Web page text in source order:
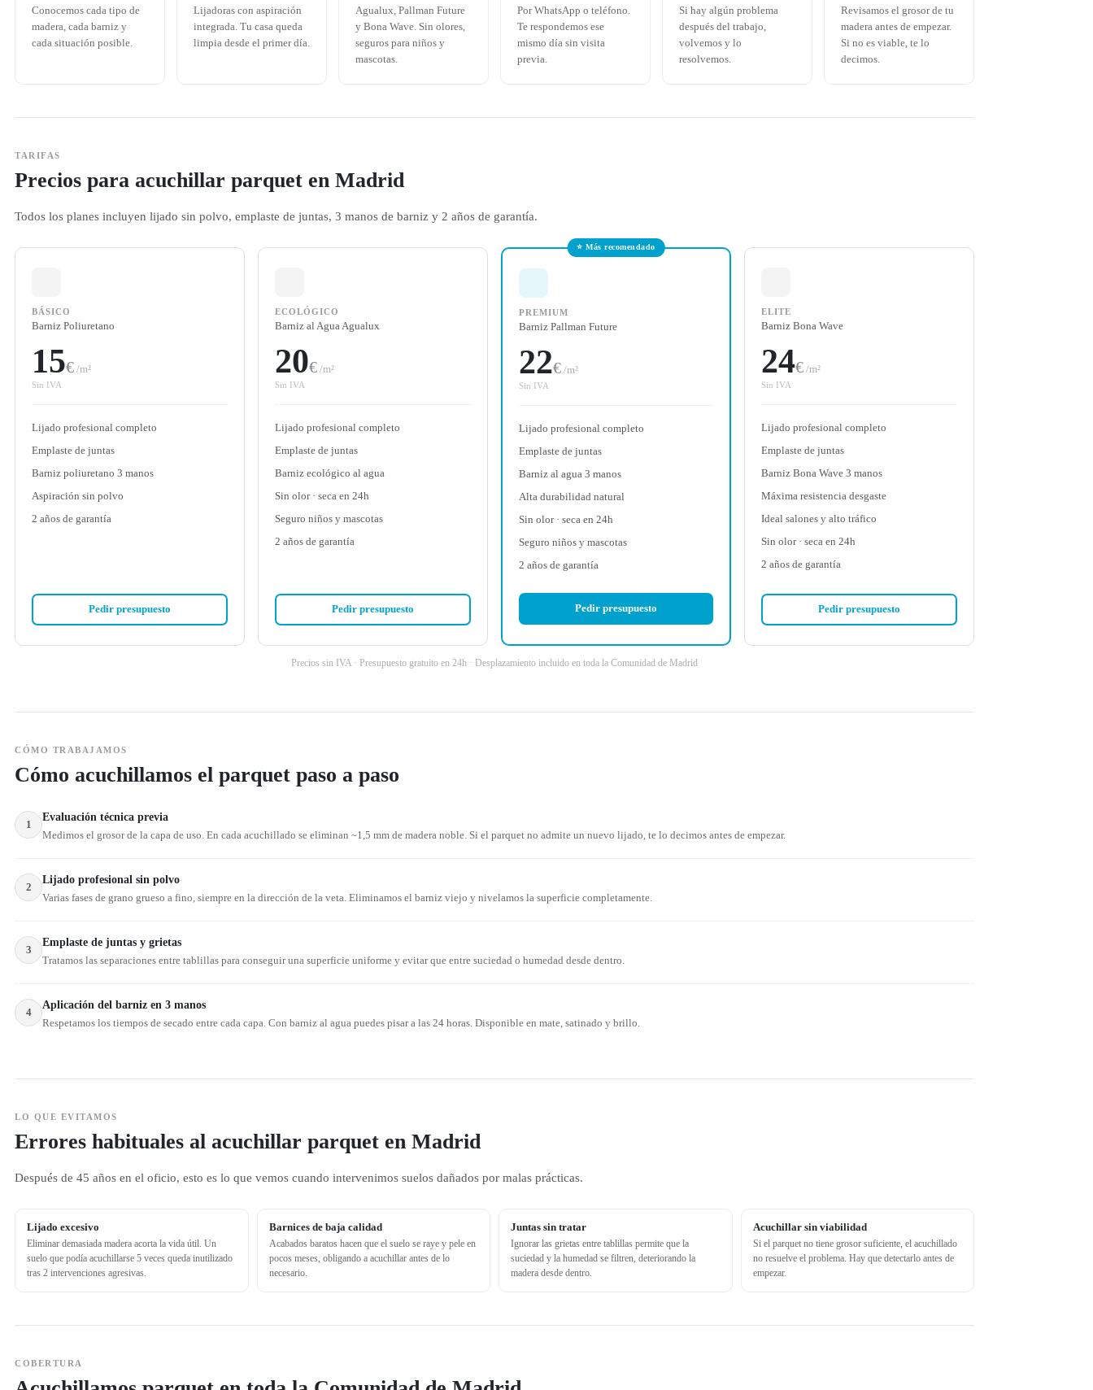
Conocemos cada tipo de
madera, cada barniz y
cada situación posible.
Lijadoras con aspiración
integrada. Tu casa queda
limpia desde el primer día.
Agualux, Pallman Future
y Bona Wave. Sin olores,
seguros para niños y
mascotas.
Por WhatsApp o teléfono.
Te respondemos ese
mismo día sin visita
previa.
Si hay algún problema
después del trabajo,
volvemos y lo
resolvemos.
Revisamos el grosor de tu
madera antes de empezar.
Si no es viable, te lo
decimos.
TARIFAS
Precios para acuchillar parquet en Madrid
Todos los planes incluyen lijado sin polvo, emplaste de juntas, 3 manos de barniz y 2 años de garantía.
BÁSICO
Barniz Poliuretano
15€ /m²
Sin IVA
Lijado profesional completo
Emplaste de juntas
Barniz poliuretano 3 manos
Aspiración sin polvo
2 años de garantía
Pedir presupuesto
ECOLÓGICO
Barniz al Agua Agualux
20€ /m²
Sin IVA
Lijado profesional completo
Emplaste de juntas
Barniz ecológico al agua
Sin olor · seca en 24h
Seguro niños y mascotas
2 años de garantía
Pedir presupuesto
⭐ Más recomendado
PREMIUM
Barniz Pallman Future
22€ /m²
Sin IVA
Lijado profesional completo
Emplaste de juntas
Barniz al agua 3 manos
Alta durabilidad natural
Sin olor · seca en 24h
Seguro niños y mascotas
2 años de garantía
Pedir presupuesto
ELITE
Barniz Bona Wave
24€ /m²
Sin IVA
Lijado profesional completo
Emplaste de juntas
Barniz Bona Wave 3 manos
Máxima resistencia desgaste
Ideal salones y alto tráfico
Sin olor · seca en 24h
2 años de garantía
Pedir presupuesto
Precios sin IVA · Presupuesto gratuito en 24h · Desplazamiento incluido en toda la Comunidad de Madrid
CÓMO TRABAJAMOS
Cómo acuchillamos el parquet paso a paso
1
Evaluación técnica previa
Medimos el grosor de la capa de uso. En cada acuchillado se eliminan ~1,5 mm de madera noble. Si el parquet no admite un nuevo lijado, te lo decimos antes de empezar.
2
Lijado profesional sin polvo
Varias fases de grano grueso a fino, siempre en la dirección de la veta. Eliminamos el barniz viejo y nivelamos la superficie completamente.
3
Emplaste de juntas y grietas
Tratamos las separaciones entre tablillas para conseguir una superficie uniforme y evitar que entre suciedad o humedad desde dentro.
4
Aplicación del barniz en 3 manos
Respetamos los tiempos de secado entre cada capa. Con barniz al agua puedes pisar a las 24 horas. Disponible en mate, satinado y brillo.
LO QUE EVITAMOS
Errores habituales al acuchillar parquet en Madrid
Después de 45 años en el oficio, esto es lo que vemos cuando intervenimos suelos dañados por malas prácticas.
Lijado excesivo
Eliminar demasiada madera acorta la vida útil. Un
suelo que podía acuchillarse 5 veces queda inutilizado
tras 2 intervenciones agresivas.
Barnices de baja calidad
Acabados baratos hacen que el suelo se raye y pele en
pocos meses, obligando a acuchillar antes de lo
necesario.
Juntas sin tratar
Ignorar las grietas entre tablillas permite que la
suciedad y la humedad se filtren, deteriorando la
madera desde dentro.
Acuchillar sin viabilidad
Si el parquet no tiene grosor suficiente, el acuchillado
no resuelve el problema. Hay que detectarlo antes de
empezar.
COBERTURA